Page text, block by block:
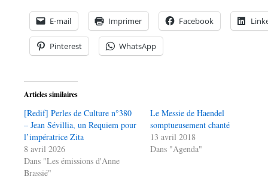
E-mail Imprimer Facebook
Pinterest WhatsApp
Articles similaires
[Redif] Perles de Culture n°380
– Jean Sévillia, un Requiem pour
l’impératrice Zita
8 avril 2026
Dans "Les émissions d'Anne
Brassié"
Le Messie de Haendel
somptueusement chanté
13 avril 2018
Dans "Agenda"